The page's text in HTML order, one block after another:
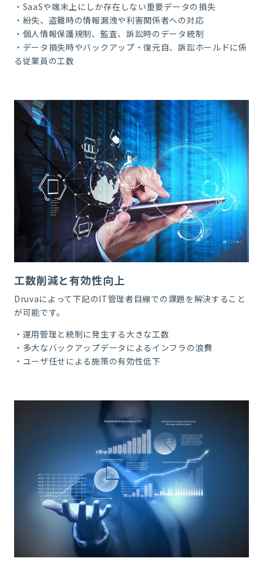
・ SaaSや端末上にしか存在しない重要データの損失
・紛失、盗難時の情報漏洩や利害関係者への対応
・個人情報保護規制、監査、訴訟時のデータ統制
・データ損失時やバックアップ・復元自、訴訟ホールドに係
る従業員の工数
工数削減と有効性向上
Druvaによって下記のIT管理者目線での課題を解決すること
が可能です。
・運用管理と統制に発生する大きな工数
・多大なバックアップデータによるインフラの浪費
・ユーザ任せによる施策の有効性低下